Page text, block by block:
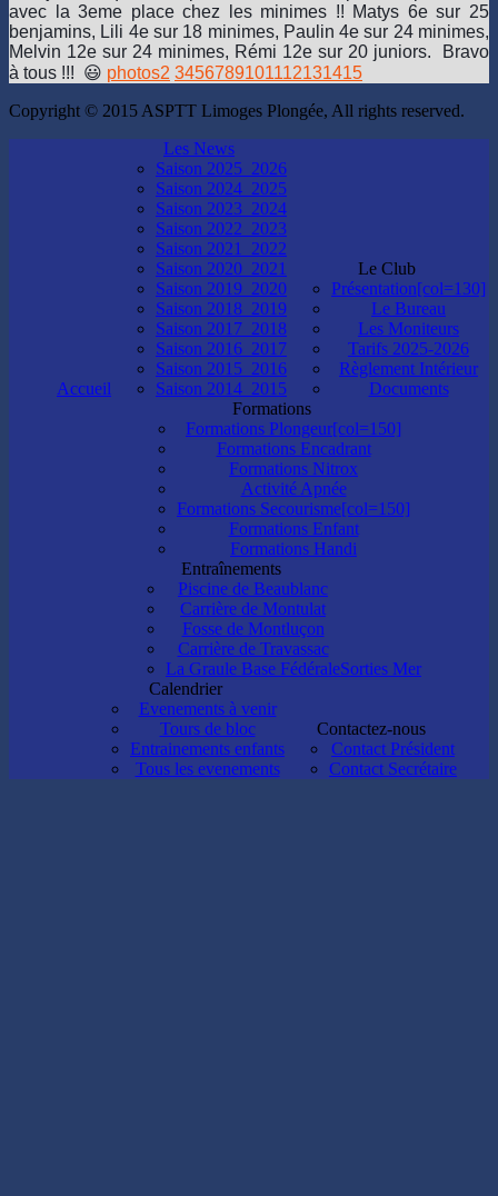
avec la 3eme place chez les minimes !! Matys 6e sur 25
benjamins, Lili 4e sur 18 minimes, Paulin 4e sur 24 minimes,
Melvin 12e sur 24 minimes, Rémi 12e sur 20 juniors. Bravo
à tous !!! 😃 photos2 3456789101112131415
Copyright © 2015 ASPTT Limoges Plongée, All rights reserved.
Accueil
Les News
Saison 2025_2026
Saison 2024_2025
Saison 2023_2024
Saison 2022_2023
Saison 2021_2022
Saison 2020_2021
Saison 2019_2020
Saison 2018_2019
Saison 2017_2018
Saison 2016_2017
Saison 2015_2016
Saison 2014_2015
Le Club
Présentation[col=130]
Le Bureau
Les Moniteurs
Tarifs 2025-2026
Règlement Intérieur
Documents
Formations
Formations Plongeur[col=150]
Formations Encadrant
Formations Nitrox
Activité Apnée
Formations Secourisme[col=150]
Formations Enfant
Formations Handi
Entraînements
Piscine de Beaublanc
Carrière de Montulat
Fosse de Montluçon
Carrière de Travassac
La Graule Base FédéraleSorties Mer
Calendrier
Evenements à venir
Tours de bloc
Entrainements enfants
Tous les evenements
Contactez-nous
Contact Président
Contact Secrétaire